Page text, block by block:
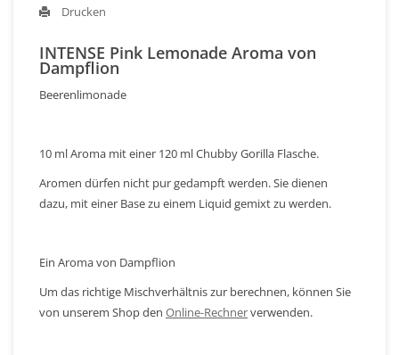
Drucken
INTENSE Pink Lemonade Aroma von
Dampflion
Beerenlimonade
10 ml Aroma mit einer 120 ml Chubby Gorilla Flasche.
Aromen dürfen nicht pur gedampft werden. Sie dienen
dazu, mit einer Base zu einem Liquid gemixt zu werden.
Ein Aroma von Dampflion
Um das richtige Mischverhältnis zur berechnen, können Sie
von unserem Shop den Online-Rechnerverwenden.